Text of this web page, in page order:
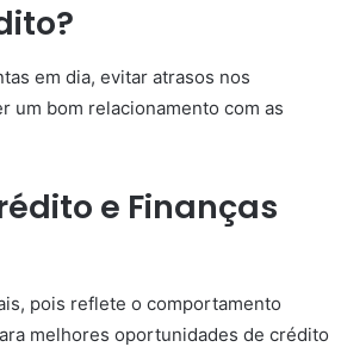
em dia, evitar atrasos nos
um bom relacionamento com as
e Finanças
pois reflete o comportamento
melhores oportunidades de crédito